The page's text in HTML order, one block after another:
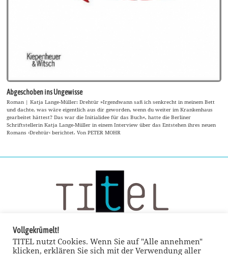
Abgeschoben ins Ungewisse
Roman | Katja Lange-Müller: Drehtür »Irgendwann saß ich senkrecht in meinem Bett
und dachte, was wäre eigentlich aus dir geworden, wenn du weiter im Krankenhaus
gearbeitet hättest? Das war die Initialidee für das Buch«, hatte die Berliner
Schriftstellerin Katja Lange-Müller in einem Interview über das Entstehen ihres neuen
Romans ›Drehtür‹ berichtet. Von PETER MOHR
Vollgekrümelt!
TITEL nutzt Cookies. Wenn Sie auf "Alle annehmen"
klicken, erklären Sie sich mit der Verwendung aller